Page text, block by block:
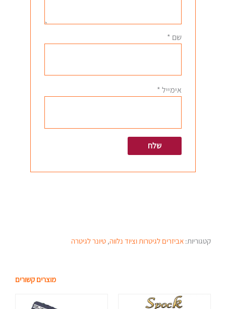
שם *
אימייל*
קטגוריות: אביזרים לגיטרות וציוד נלווה, טיונר לגיטרה
מוצרים קשורים